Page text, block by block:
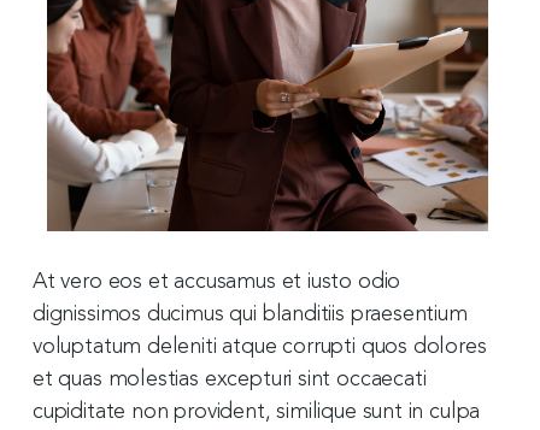
At vero eos et accusamus et iusto odio
dignissimos ducimus qui blanditiis praesentium
voluptatum deleniti atque corrupti quos dolores
et quas molestias excepturi sint occaecati
cupiditate non provident, similique sunt in culpa